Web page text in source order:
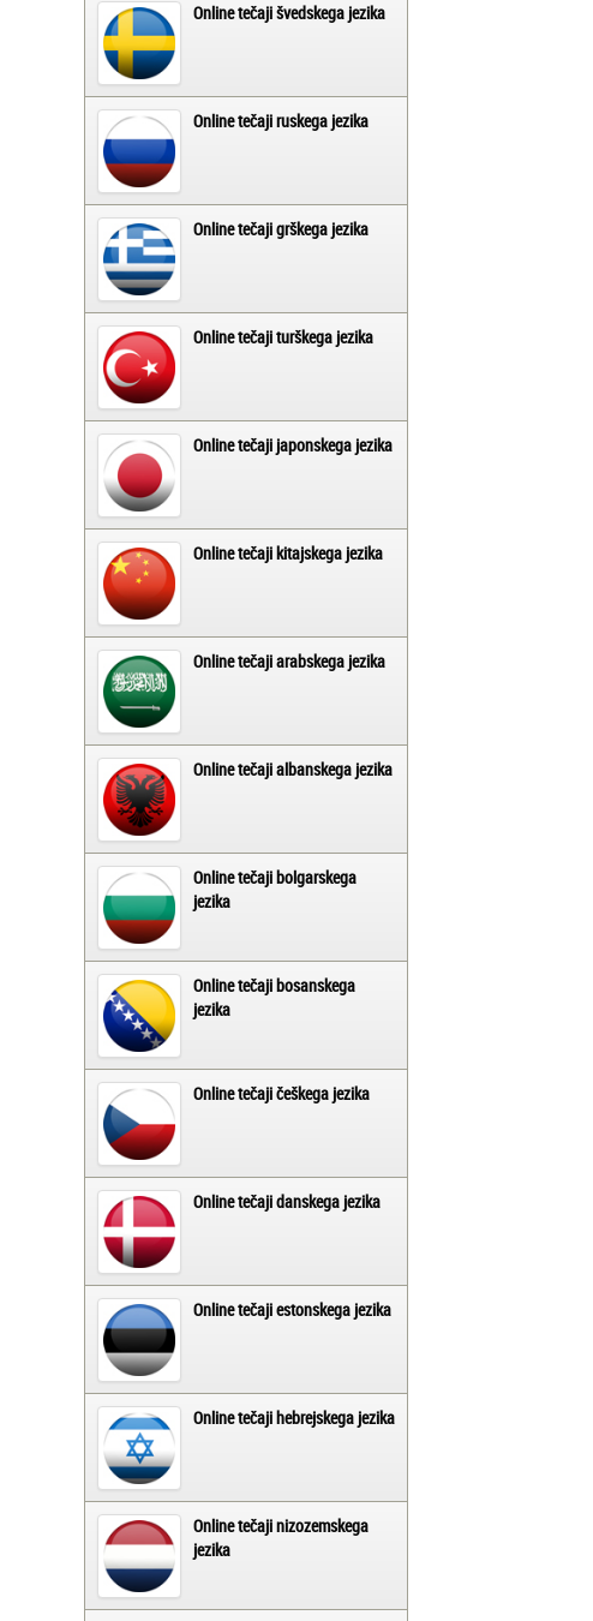
Online tečaji švedskega jezika
Online tečaji ruskega jezika
Online tečaji grškega jezika
Online tečaji turškega jezika
Online tečaji japonskega jezika
Online tečaji kitajskega jezika
Online tečaji arabskega jezika
Online tečaji albanskega jezika
Online tečaji bolgarskega
jezika
Online tečaji bosanskega
jezika
Online tečaji češkega jezika
Online tečaji danskega jezika
Online tečaji estonskega jezika
Online tečaji hebrejskega jezika
Online tečaji nizozemskega
jezika